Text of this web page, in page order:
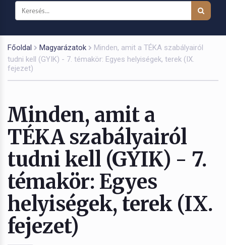
Főoldal Magyarázatok
Minden, amit a TÉKA szabályairól
tudni kell (GYIK) - 7. témakör: Egyes helyiségek, terek (IX.
fejezet)
Minden, amit a
TÉKA szabályairól
tudni kell (GYIK) - 7.
témakör: Egyes
helyiségek, terek (IX.
fejezet)